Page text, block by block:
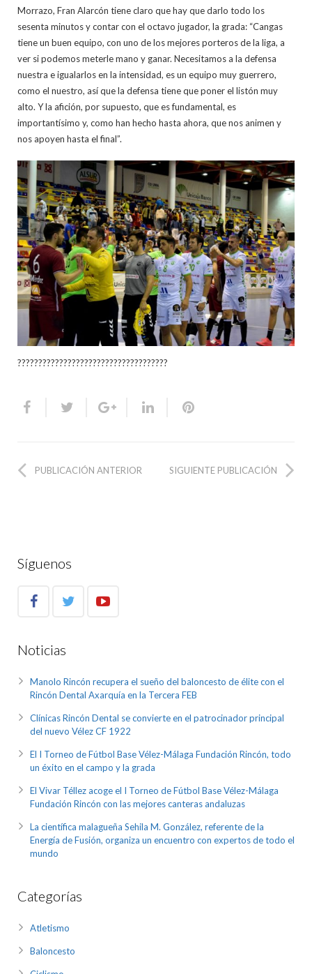
Morrazo, Fran Alarcón tiene claro que hay que darlo todo los
sesenta minutos y contar con el octavo jugador, la grada: “Cangas
tiene un buen equipo, con uno de los mejores porteros de la liga, a
ver si podemos meterle mano y ganar. Necesitamos a la defensa
nuestra e igualarlos en la intensidad, es un equipo muy guerrero,
como el nuestro, así que la defensa tiene que poner el listón muy
alto. Y la afición, por supuesto, que es fundamental, es
importantísimo y, como han hecho hasta ahora, que nos animen y
nos apoyen hasta el final”.
????????????????????????????????????
PUBLICACIÓN ANTERIOR SIGUIENTE PUBLICACIÓN
Síguenos
Noticias
Manolo Rincón recupera el sueño del baloncesto de élite con el
Rincón Dental Axarquía en la Tercera FEB
Clínicas Rincón Dental se convierte en el patrocinador principal
del nuevo Vélez CF 1922
El I Torneo de Fútbol Base Vélez-Málaga Fundación Rincón, todo
un éxito en el campo y la grada
El Vivar Téllez acoge el I Torneo de Fútbol Base Vélez-Málaga
Fundación Rincón con las mejores canteras andaluzas
La científica malagueña Sehila M. González, referente de la
Energía de Fusión, organiza un encuentro con expertos de todo el
mundo
Categorías
Atletismo
Baloncesto